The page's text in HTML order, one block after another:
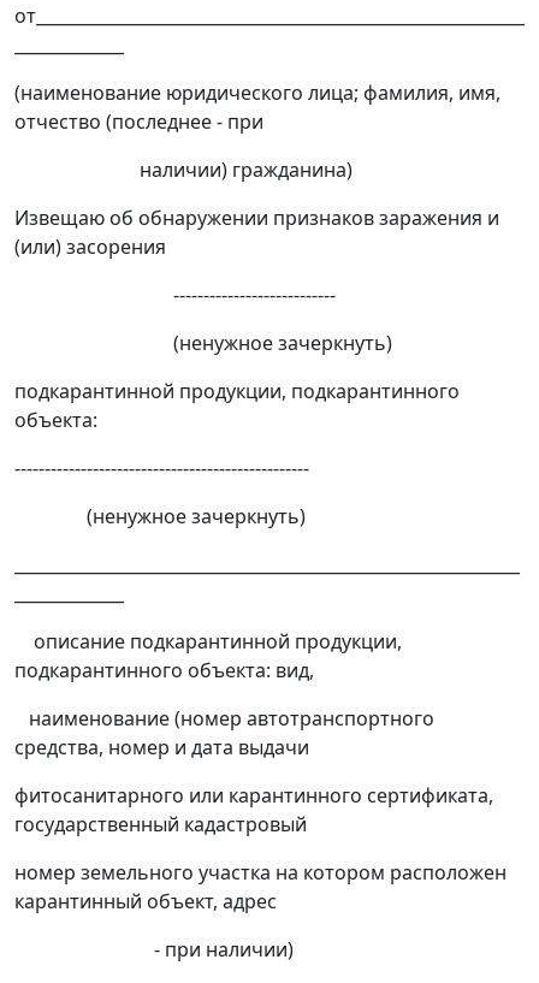
от__________________________________________________________
(наименование юридического лица; фамилия, имя,
отчество (последнее - при
наличии) гражданина)
Извещаю об обнаружении признаков заражения и
(или) засорения
---------------------------
(ненужное зачеркнуть)
подкарантинной продукции, подкарантинного
объекта:
-------------------------------------------------
(ненужное зачеркнуть)
описание подкарантинной продукции,
подкарантинного объекта: вид,
наименование (номер автотранспортного
средства, номер и дата выдачи
фитосанитарного или карантинного сертификата,
государственный кадастровый
номер земельного участка на котором расположен
карантинный объект, адрес
- при наличии)